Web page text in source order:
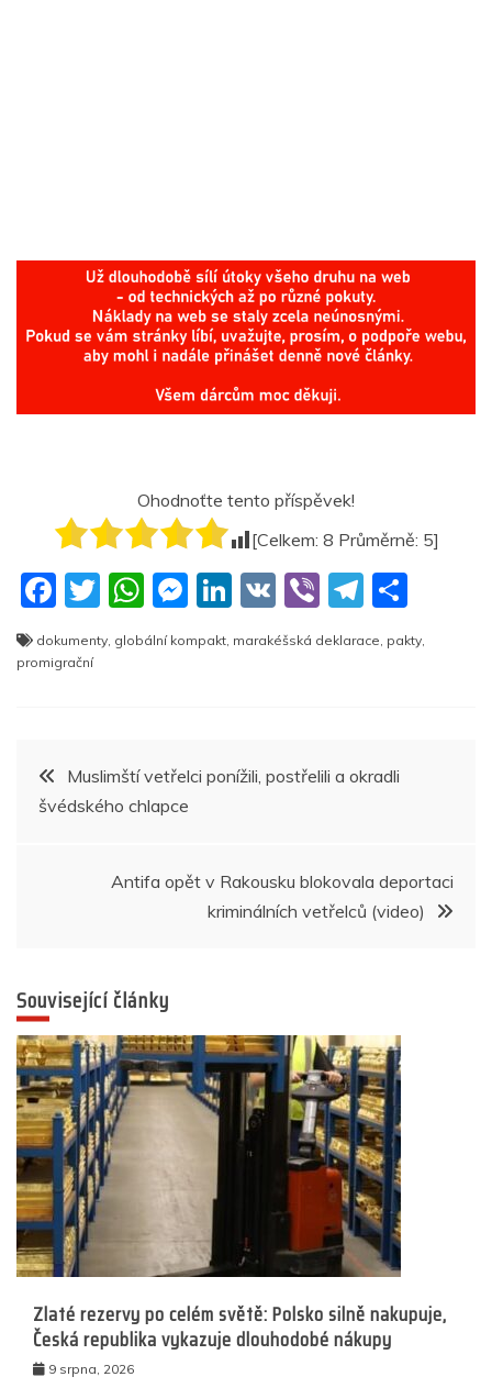
Ohodnoťte tento příspěvek!
[Celkem: 8 Průměrně: 5]
F
c
o
o
T
w
itt
W
h
at
p
p
M
ss
g
er
Li
k
n
V
K
Vi
b
er
T
e
m
h
ar
dokumenty globální kompakt marakéšská deklarace pakty
promigrační
Navigace
pro
příspěvek
Muslimští vetřelci ponížili, postřelili a okradli
švédského chlapce
Antifa opět v Rakousku blokovala deportaci
kriminálních vetřelců (video)
Související články
Zlaté rezervy po celém světě: Polsko silně nakupuje,
Česká republika vykazuje dlouhodobé nákupy
9 srpna, 2026